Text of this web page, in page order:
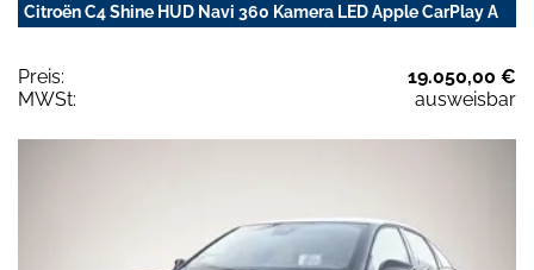
Citroën C4 Shine HUD Navi 360 Kamera LED Apple CarPlay A
Preis:
19.050,00 €
MWSt:
ausweisbar